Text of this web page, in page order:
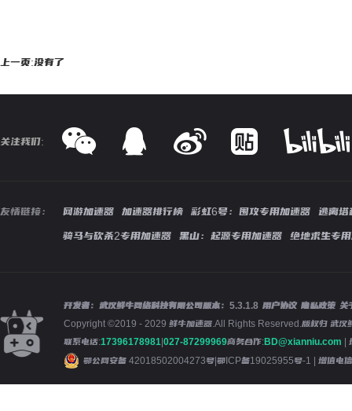
上一页:没有了
关注我们:
友情链接： 网游加速器 加速器排行榜 彩虹6号：围攻专用加速器
逃离塔
骑马与砍杀2专用加速器
黑山：起源专用加速器 绝地求生专
开发者：武汉鲜牛网络科技有限公司版本： 5.3.1.8 用户协议 隐私政策 关
Copyright ©2019 - 2029 鲜牛加速器.All Rights Reserved.版权归 武汉
联系电话:17396178981 027-87299969商务合作:BD@xianniu.com |
鄂公网安备 42018502004273号 鄂ICP备19025955号-1 | 增值电